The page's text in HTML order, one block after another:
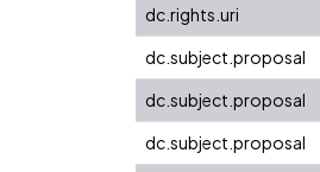
dc.rights.uri
dc.subject.proposal
dc.subject.proposal
dc.subject.proposal